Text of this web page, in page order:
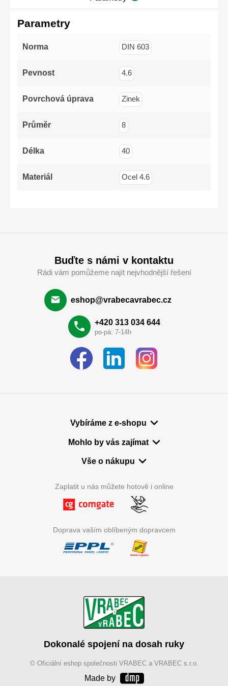
Parametry
Norma DIN 603
Pevnost 4.6
Povrchová úprava Zinek
Průměr 8
Délka 40
Materiál Ocel 4.6
Buďte s námi v kontaktu
Rádi vám pomůžeme najít nejvhodnější řešení
eshop@vrabecavrabec.cz
+420 313 034 644
po-pá: 7-14h
Vybíráme z e-shopu
Mohlo by vás zajímat
Vše o nákupu
Zaplatit u nás můžete hotově i online
Doprava vaším oblíbeným dopravcem
Dokonalé spojení na dosah ruky
© Oficiální eshop společnosti VRABEC a VRABEC s.r.o.
Made by